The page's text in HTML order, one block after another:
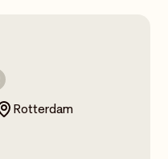
Rotterdam